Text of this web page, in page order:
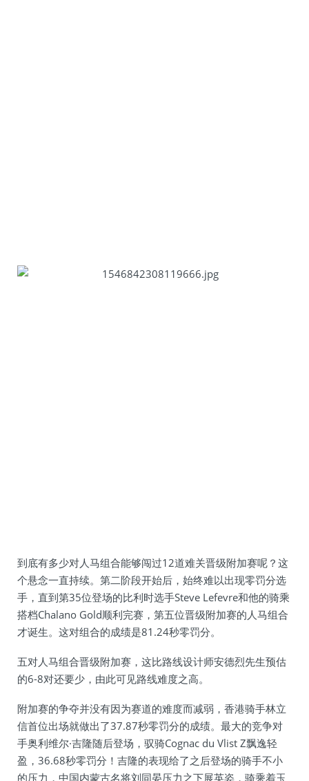
到底有多少对人马组合能够闯过12道难关晋级附加赛呢？这
个悬念一直持续。第二阶段开始后，始终难以出现零罚分选
手，直到第35位登场的比利时选手Steve Lefevre和他的骑乘
搭档Chalano Gold顺利完赛，第五位晋级附加赛的人马组合
才诞生。这对组合的成绩是81.24秒零罚分。
五对人马组合晋级附加赛，这比路线设计师安德烈先生预估
的6-8对还要少，由此可见路线难度之高。
附加赛的争夺并没有因为赛道的难度而减弱，香港骑手林立
信首位出场就做出了37.87秒零罚分的成绩。最大的竞争对
手奥利维尔·吉隆随后登场，驭骑Cognac du Vlist Z飘逸轻
盈，36.68秒零罚分！吉隆的表现给了之后登场的骑手不小
的压力，中国内蒙古名将刘同晏压力之下展英姿，骑乘着玉